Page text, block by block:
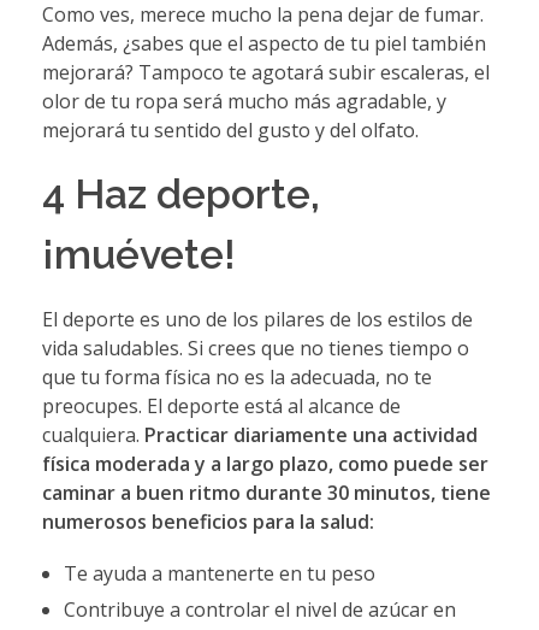
Como ves, merece mucho la pena dejar de fumar.
Además, ¿sabes que el aspecto de tu piel también
mejorará? Tampoco te agotará subir escaleras, el
olor de tu ropa será mucho más agradable, y
mejorará tu sentido del gusto y del olfato.
4 Haz deporte,
¡muévete!
El deporte es uno de los pilares de los estilos de
vida saludables. Si crees que no tienes tiempo o
que tu forma física no es la adecuada, no te
preocupes. El deporte está al alcance de
cualquiera. Practicar diariamente una actividad
física moderada y a largo plazo, como puede ser
caminar a buen ritmo durante 30 minutos, tiene
numerosos beneficios para la salud:
Te ayuda a mantenerte en tu peso
Contribuye a controlar el nivel de azúcar en